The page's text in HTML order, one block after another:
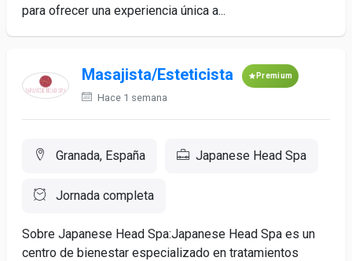
para ofrecer una experiencia única a...
Masajista/Esteticista Premium
Hace 1 semana
Granada, España Japanese Head Spa
Jornada completa
Sobre Japanese Head Spa:Japanese Head Spa es un
centro de bienestar especializado en tratamientos